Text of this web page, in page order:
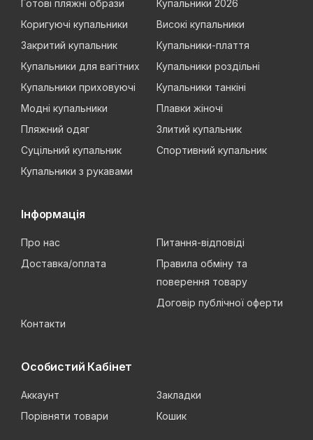
Готові пляжні образи
Купальники 2026
Коригуючі купальники
Високі купальники
Закритий купальник
Купальники-плаття
Купальники для вагітних
Купальники роздільні
Купальники приховуючі
Купальники танкіні
Модні купальники
Плавки жіночі
Пляжний одяг
Злитий купальник
Суцільний купальник
Спортивний купальник
Купальники з рукавами
Інформація
Про нас
Питання-відповіді
Доставка/оплата
Правила обміну та
поверення товару
Договір публічної оферти
Контакти
Особистий Кабінет
Аккаунт
Закладки
Порівняти товари
Кошик